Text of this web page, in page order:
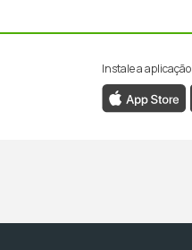
Instale a aplicação